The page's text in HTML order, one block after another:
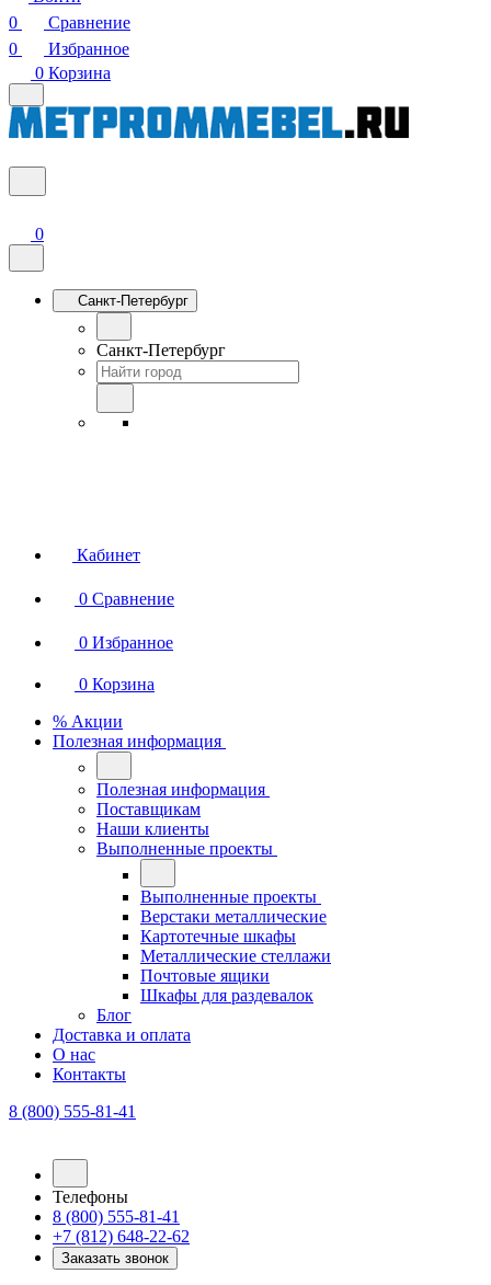
0
Сравнение
0
Избранное
0 Корзина
0
Санкт-Петербург
Санкт-Петербург
Кабинет
0 Сравнение
0 Избранное
0 Корзина
% Акции
Полезная информация
Полезная информация
Поставщикам
Наши клиенты
Выполненные проекты
Выполненные проекты
Верстаки металлические
Картотечные шкафы
Металлические стеллажи
Почтовые ящики
Шкафы для раздевалок
Блог
Доставка и оплата
О нас
Контакты
8 (800) 555-81-41
Телефоны
8 (800) 555-81-41
+7 (812) 648-22-62
Заказать звонок